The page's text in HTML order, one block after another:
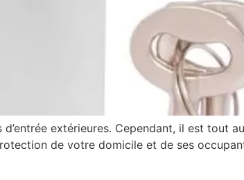
extérieures. Cependant, il est tout
de votre domicile et de ses